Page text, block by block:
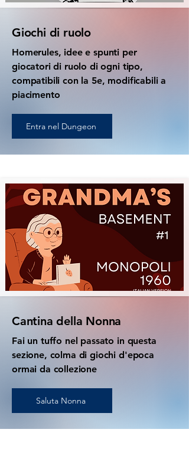
Giochi di ruolo
Homerules, idee e spunti per
giocatori di ruolo di ogni tipo,
compatibili con la 5e, modificabili a
piacimento
Entra nel Dungeon
Cantina della Nonna
Fai un tuffo nel passato in questa
sezione, colma di giochi d'epoca
ormai da collezione
Saluta Nonna